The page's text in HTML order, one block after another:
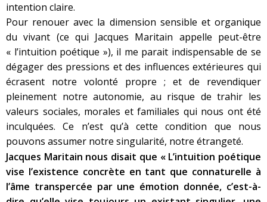
intention claire.
Pour renouer avec la dimension sensible et organique
du vivant (ce qui Jacques Maritain appelle peut-être
« l’intuition poétique »), il me parait indispensable de se
dégager des pressions et des influences extérieures qui
écrasent notre volonté propre ; et de revendiquer
pleinement notre autonomie, au risque de trahir les
valeurs sociales, morales et familiales qui nous ont été
inculquées. Ce n’est qu’à cette condition que nous
pouvons assumer notre singularité, notre étrangeté.
Jacques Maritain nous disait que « L’intuition poétique
vise l’existence concrète en tant que connaturelle à
l’âme transpercée par une émotion donnée, c’est-à-